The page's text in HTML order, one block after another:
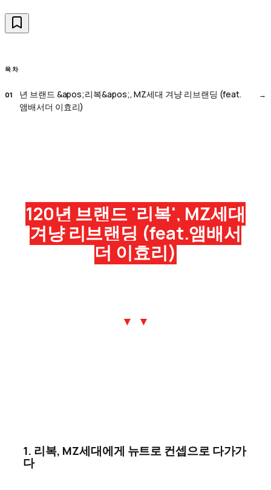
목차
년 브랜드 &apos;리복&apos;, MZ세대 겨냥 리브랜딩 (feat.
앰배서더 이효리)
120년 브랜드 '리복', MZ세대
겨냥 리브랜딩 (feat.앰배서
더 이효리)
▼ ▼
1. 리복, MZ세대에게 뉴트로 컨셉으로 다가가
다